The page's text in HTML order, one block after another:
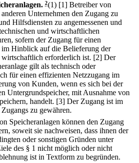
2(1) [1] Betreiber von
Unternehmen den Zugang zu
Hilfsdiensten zu angemessenen und
und wirtschaftlichen
sofern der Zugang für einen
Hinblick auf die Belieferung der
erforderlich ist. [2] Der
gilt als technisch oder
für einen effizienten Netzzugang im
von Kunden, wenn es sich bei der
Untergrundspeicher, mit Ausnahme von
handelt. [3] Der Zugang ist im
zu gewähren.
Speicheranlagen können den Zugang
soweit sie nachweisen, dass ihnen der
oder sonstigen Gründen unter
des § 1 nicht möglich oder nicht
ist in Textform zu begründen.